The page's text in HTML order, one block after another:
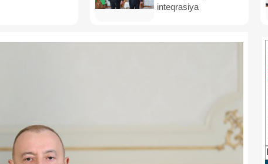
inteqrasiya